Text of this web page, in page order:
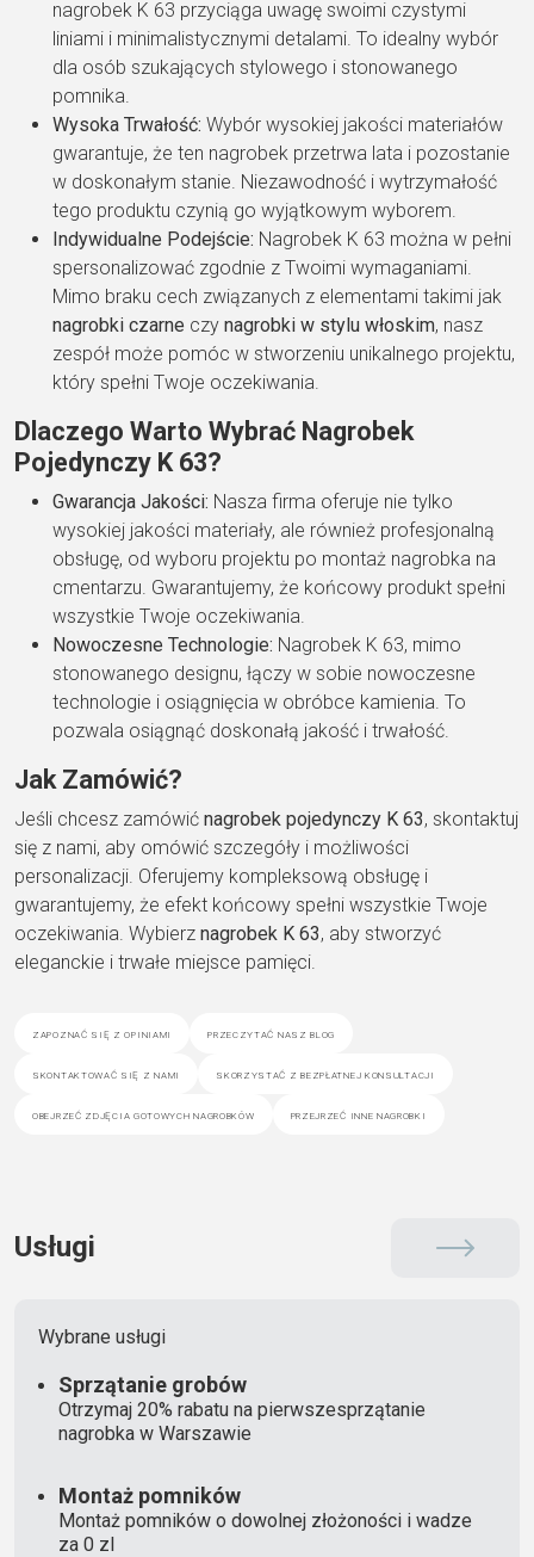
nagrobek K 63 przyciąga uwagę swoimi czystymi
liniami i minimalistycznymi detalami. To idealny wybór
dla osób szukających stylowego i stonowanego
pomnika.
Wysoka Trwałość: Wybór wysokiej jakości materiałów
gwarantuje, że ten nagrobek przetrwa lata i pozostanie
w doskonałym stanie. Niezawodność i wytrzymałość
tego produktu czynią go wyjątkowym wyborem.
Indywidualne Podejście: Nagrobek K 63 można w pełni
spersonalizować zgodnie z Twoimi wymaganiami.
Mimo braku cech związanych z elementami takimi jak
nagrobki czarne czy nagrobki w stylu włoskim, nasz
zespół może pomóc w stworzeniu unikalnego projektu,
który spełni Twoje oczekiwania.
Dlaczego Warto Wybrać Nagrobek
Pojedynczy K 63?
Gwarancja Jakości: Nasza firma oferuje nie tylko
wysokiej jakości materiały, ale również profesjonalną
obsługę, od wyboru projektu po montaż nagrobka na
cmentarzu. Gwarantujemy, że końcowy produkt spełni
wszystkie Twoje oczekiwania.
Nowoczesne Technologie: Nagrobek K 63, mimo
stonowanego designu, łączy w sobie nowoczesne
technologie i osiągnięcia w obróbce kamienia. To
pozwala osiągnąć doskonałą jakość i trwałość.
Jak Zamówić?
Jeśli chcesz zamówić nagrobek pojedynczy K 63, skontaktuj
się z nami, aby omówić szczegóły i możliwości
personalizacji. Oferujemy kompleksową obsługę i
gwarantujemy, że efekt końcowy spełni wszystkie Twoje
oczekiwania. Wybierz nagrobek K 63, aby stworzyć
eleganckie i trwałe miejsce pamięci.
zapoznać się z opiniami przeczytać nasz blog
skontaktować się z nami skorzystać z bezpłatnej konsultacji
obejrzeć zdjęcia gotowych nagrobków przejrzeć inne nagrobki
Usługi
Wybrane usługi
Sprzątanie grobów
Otrzymaj 20% rabatu na pierwszesprzątanie
nagrobka w Warszawie
Montaż pomników
Montaż pomników o dowolnej złożoności i wadze
za 0 zl